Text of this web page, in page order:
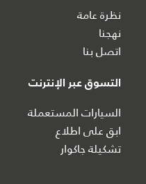
نظرة عامة
نهجنا
اتصل بنا
التسوق عبر الإنترنت
السيارات المستعملة
ابق على اطلاع
تشكيلة جاكوار